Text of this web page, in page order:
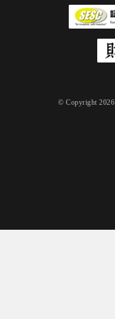
© Copyright 2026